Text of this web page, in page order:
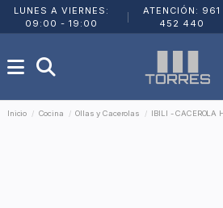
LUNES A VIERNES:
09:00 - 19:00
ATENCIÓN: 961
452 440
Inicio Cocina Ollas y Cacerolas IBILI - CACEROLA